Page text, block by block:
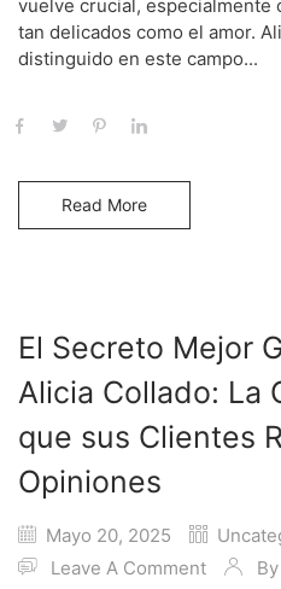
vuelve crucial, especialmente
tan delicados como el amor.
distinguido en este campo...
Read More
El Secreto Mejor
Alicia Collado: La
que sus Clientes
Opiniones
Mayo 20, 2025
Leave A Comment
By